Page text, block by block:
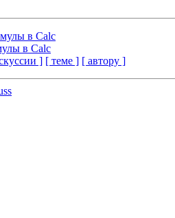
в Calc
в Calc
] [ теме ] [ автору ]